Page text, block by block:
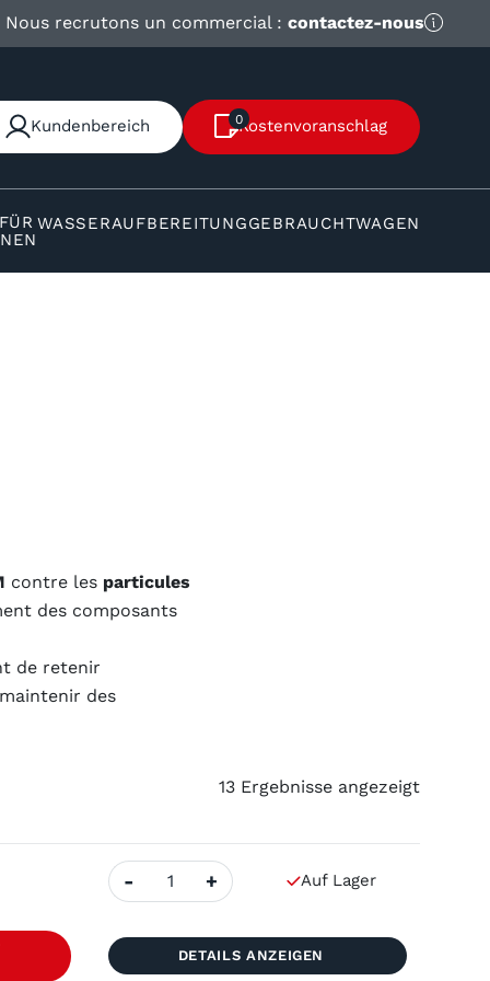
Nous recrutons un commercial :contactez-nous
Kundenbereich 0Kostenvoranschlag
WASSERAUFBEREITUNGGEBRAUCHTWAGEN
contre les particules
des composants
de retenir
des
13 Ergebnisse angezeigt
Anzahl
CHARMILLES
–
Abmessungen
505
x
- + Auf Lager
DETAILS ANZEIGEN